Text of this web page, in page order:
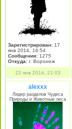
Зарегистрирован: 17
янв 2014, 16:54
Сообщения: 1275
Откуда: г. Воронеж
22 янв 2014, 21:03
alexxx
Лидер разделов Чудеса
Природы и Животные леса